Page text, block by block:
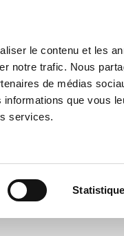
le contenu et les
notre trafic. Nous
de médias
que vous
services.
History
orginal research, to
of Paris), it acts as a
of specialization: